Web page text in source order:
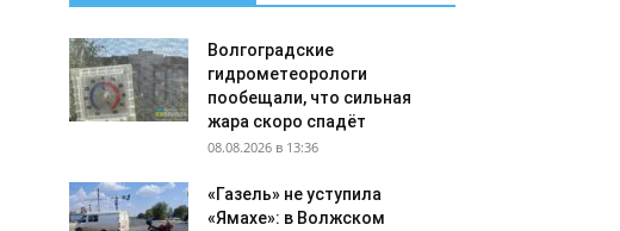
Волгоградские
гидрометеорологи
пообещали, что сильная
жара скоро спадёт
08.08.2026 в 13:36
«Газель» не уступила
«Ямахе»: в Волжском